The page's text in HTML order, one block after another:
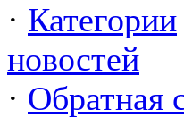
· Категории
новостей
· Обратная